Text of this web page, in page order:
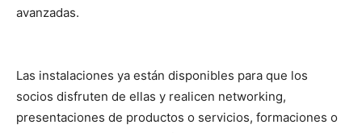
avanzadas.
Las instalaciones ya están disponibles para que los
socios disfruten de ellas y realicen networking,
presentaciones de productos o servicios, formaciones o